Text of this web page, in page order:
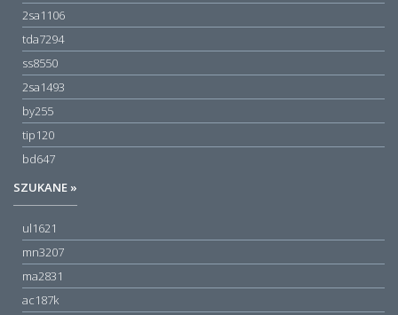
2sa1106
tda7294
ss8550
2sa1493
by255
tip120
bd647
SZUKANE »
ul1621
mn3207
ma2831
ac187k